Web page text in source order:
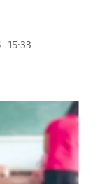
15:33